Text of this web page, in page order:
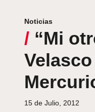
Noticias
/ “Mi
15 de Julio, 2012